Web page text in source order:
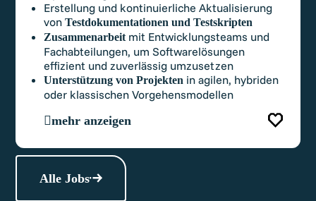
Erstellung und kontinuierliche Aktualisierung
vonTestdokumentationen und Testskripten
Zusammenarbeit mit Entwicklungsteams und
Fachabteilungen, um Softwarelösungen
effizient und zuverlässig umzusetzen
Unterstützung von Projekten in agilen, hybriden
oder klassischen Vorgehensmodellen
mehr anzeigen
Alle Jobs